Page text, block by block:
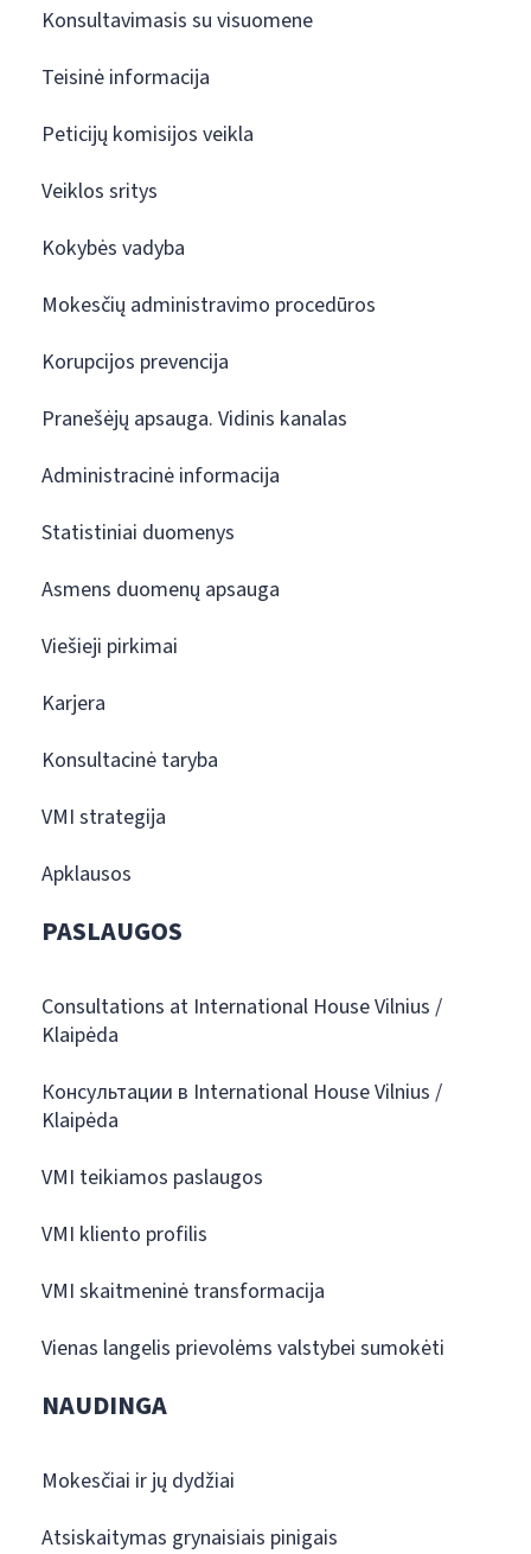
Konsultavimasis su visuomene
Teisinė informacija
Peticijų komisijos veikla
Veiklos sritys
Kokybės vadyba
Mokesčių administravimo procedūros
Korupcijos prevencija
Pranešėjų apsauga. Vidinis kanalas
Administracinė informacija
Statistiniai duomenys
Asmens duomenų apsauga
Viešieji pirkimai
Karjera
Konsultacinė taryba
VMI strategija
Apklausos
PASLAUGOS
Consultations at International House Vilnius /
Klaipėda
Консультации в International House Vilnius /
Klaipėda
VMI teikiamos paslaugos
VMI kliento profilis
VMI skaitmeninė transformacija
Vienas langelis prievolėms valstybei sumokėti
NAUDINGA
Mokesčiai ir jų dydžiai
Atsiskaitymas grynaisiais pinigais